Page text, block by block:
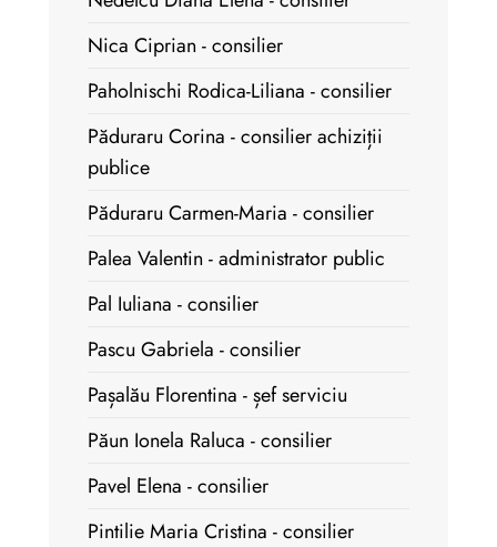
Nica Ciprian - consilier
Paholnischi Rodica-Liliana - consilier
Păduraru Corina - consilier achiziții
publice
Păduraru Carmen-Maria - consilier
Palea Valentin - administrator public
Pal Iuliana - consilier
Pascu Gabriela - consilier
Pașalău Florentina - șef serviciu
Păun Ionela Raluca - consilier
Pavel Elena - consilier
Pintilie Maria Cristina - consilier